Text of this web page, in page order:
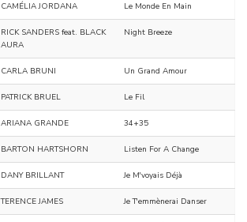
CAMÉLIA JORDANA Le Monde En Main
RICK SANDERS feat. BLACK
AURA
Night Breeze
CARLA BRUNI Un Grand Amour
PATRICK BRUEL Le Fil
ARIANA GRANDE 34+35
BARTON HARTSHORN Listen For A Change
DANY BRILLANT Je M'voyais Déjà
TERENCE JAMES Je T'emmènerai Danser